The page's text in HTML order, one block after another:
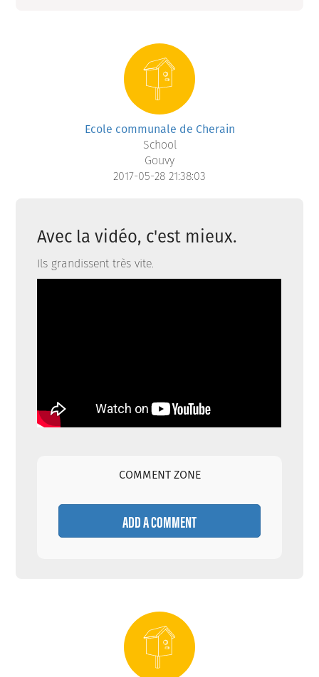
Ecole communale de Cherain
School
Gouvy
2017-05-28 21:38:03
Avec la vidéo, c'est mieux.
Ils grandissent très vite.
COMMENT ZONE
ADD A COMMENT